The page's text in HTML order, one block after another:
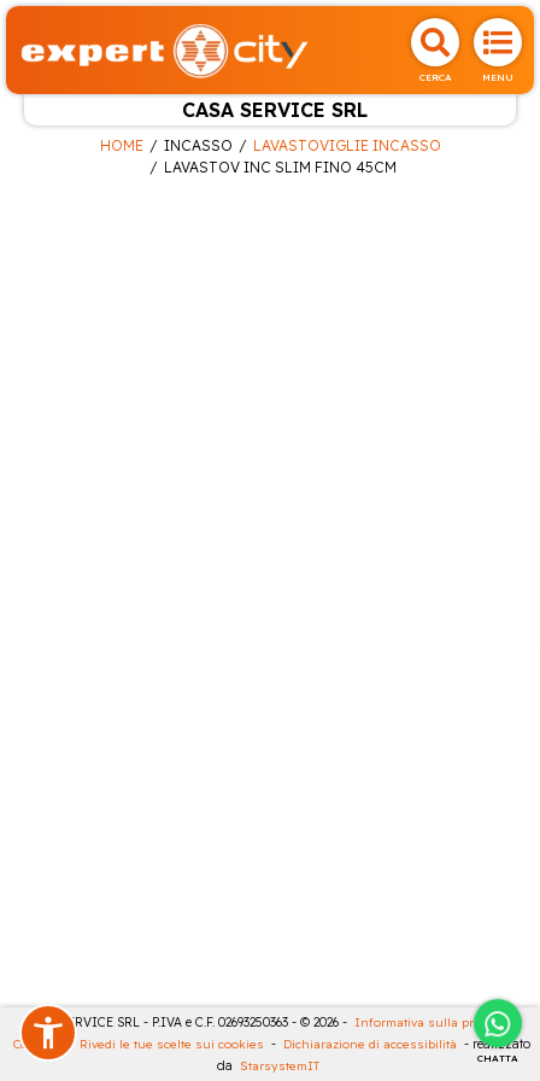
CERCA MENU
CASA SERVICE SRL
CHATTA
HOME INCASSO
LAVASTOVIGLIE INCASSO
LAVASTOV INC SLIM FINO 45CM
CASA SERVICE SRL - P.IVA e C.F. 02693250363 - © 2026 - Informativa sulla privacy -
Cookies
- Rivedi le tue scelte sui cookies - Dichiarazione di accessibilità - realizzato
da StarsystemIT